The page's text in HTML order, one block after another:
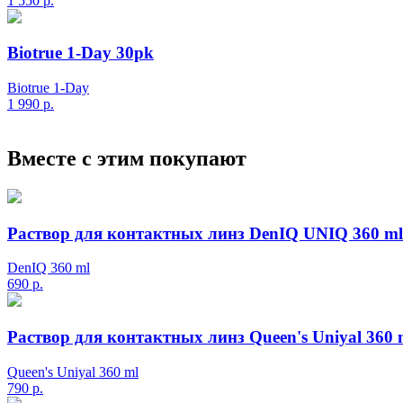
Biotrue 1-Day 30pk
Biotrue 1-Day
1 990 р.
Вместе с этим покупают
Раствор для контактных линз DenIQ UNIQ 360 ml
DenIQ 360 ml
690 р.
Раствор для контактных линз Queen's Uniyal 360
Queen's Uniyal 360 ml
790 р.